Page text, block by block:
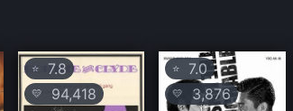
⭐7.8
💛 94,418
⭐ 7.0
💛 3,876